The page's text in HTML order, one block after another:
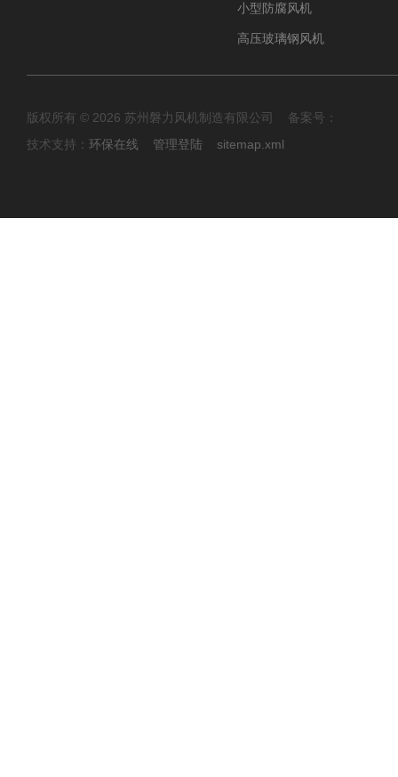
小型防腐风机
高压玻璃钢风机
版权所有 © 2026 苏州磐力风机制造有限公司 备案号：
技术支持： 环保在线 管理登陆 sitemap.xml